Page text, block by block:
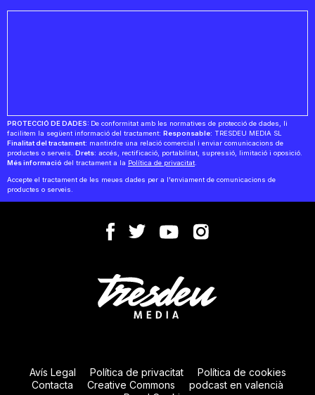
PROTECCIÓ DE DADES: De conformitat amb les normatives de protecció de dades, li
facilitem la següent informació del tractament: Responsable: TRESDEU MEDIA SL
Finalitat del tractament: mantindre una relació comercial i enviar comunicacions de
productes o serveis. Drets: accés, rectificació, portabilitat, supressió, limitació i oposició.
Més informació del tractament a la Política de privacitat.
Accepte el tractament de les meues dades per a l'enviament de comunicacions de
productes o serveis.
Avís Legal Política de privacitat
Política de cookies
Contacta
Creative Commons
podcast en valencià